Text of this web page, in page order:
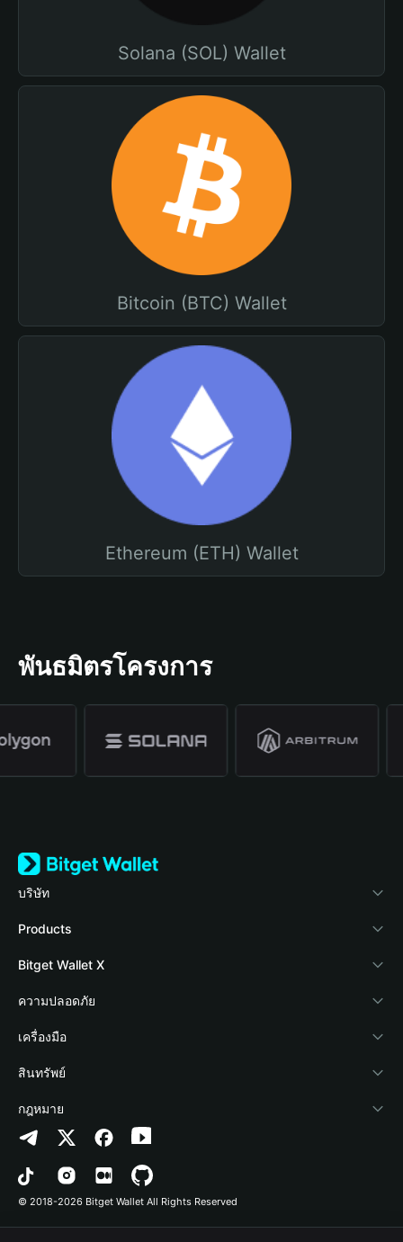
Solana (SOL) Wallet
Bitcoin (BTC) Wallet
Ethereum (ETH) Wallet
พันธมิตรโครงการ
บริษัท
เกี่ยวกับ Bitget Wallet
Blog
Academy
ข่าวสารด้านคริปโต
ศูนย์ช่วยเหลือ
ติดต่อเรา
ทรัพยากรข้อมูลของแบรนด์
อาชีพ
Products
Crypto Card
Stablecoin Earn
Payfi Crypto
Crypto Swap API
Altcoin Season Index
Prediction Markets
DApp
Bitget Wallet X
นักพัฒนา
เชื่อมต่อ Wallet
Bitget Wallet Pay
ลิสต์โปรเจกต์
ความปลอดภัย
Protection Fund
เทคโนโลยีความปลอดภัย
เครื่องมือ
ซื้อคริปโต
การตรวจจับการอนุญาต
การตรวจจับสัญญา
การโอนเป็นชุด
สินทรัพย์
Arbitrum
Avalanche
Bitcoin
กฎหมาย
นโยบายความเป็นส่วนตัว
ข้อตกลงในการใช้บริการ
© 2018-2026 Bitget Wallet All Rights Reserved